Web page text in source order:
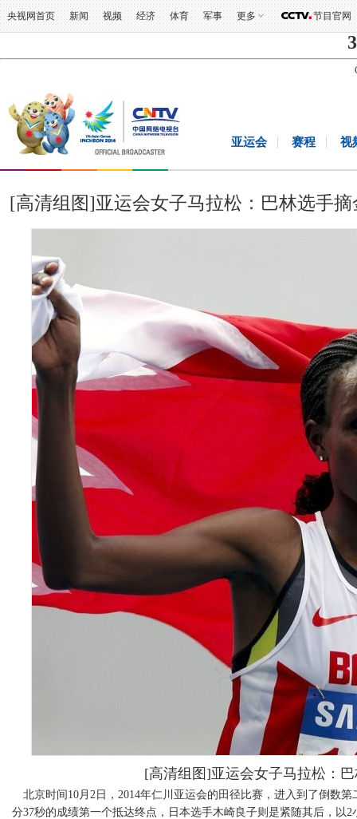
央视网首页 新闻 视频 经济 体育 军事 更多 节目官网
亚运会 赛程 视
[高清组图]亚运会女子马拉松：巴林选手摘
[高清组图]亚运会女子马拉松：
北京时间10月2日，2014年仁川亚运会的田径比赛，进入到了倒数
分37秒的成绩第一个抵达终点，日本选手木崎良子则是紧随其后，以